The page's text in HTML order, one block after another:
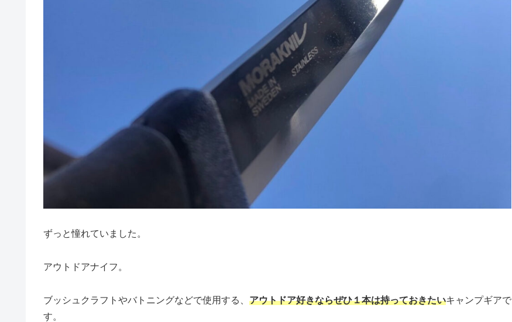
ずっと憧れていました。
アウトドアナイフ。
ブッシュクラフトやバトニングなどで使用する、 アウトドア好きならぜひ１本は持っておきたいキャンプギアで
す。